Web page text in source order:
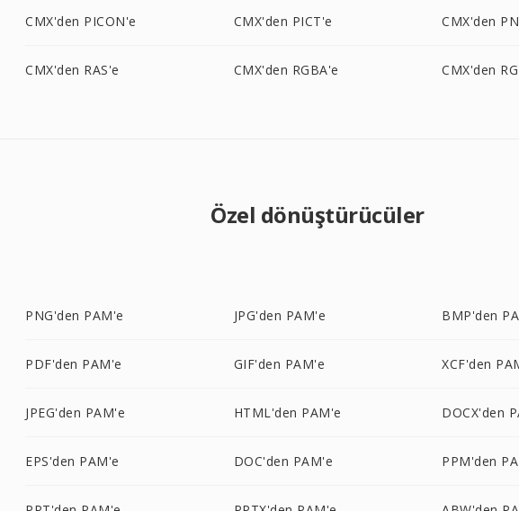
CMX'den PICON'e CMX'den PICT'e CMX'den
CMX'den RAS'e CMX'den RGBA'e CMX'den
Özel dönüştürücüler
PNG'den PAM'e JPG'den PAM'e BMP'den
PDF'den PAM'e GIF'den PAM'e XCF'den
JPEG'den PAM'e HTML'den PAM'e DOCX'den
EPS'den PAM'e DOC'den PAM'e PPM'den